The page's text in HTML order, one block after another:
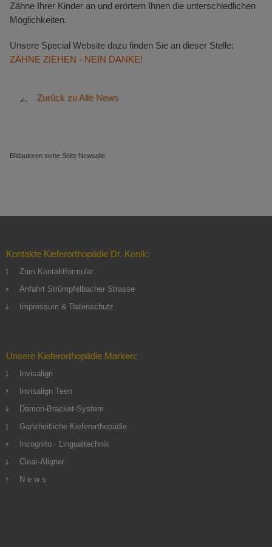
Zähne Ihrer Kinder an und erörtern Ihnen die unterschiedlichen
Möglichkeiten.
Unsere Special Website dazu finden Sie an dieser Stelle:
ZÄHNE ZIEHEN - NEIN DANKE!
Zurück zu Alle News
Bildautoren siehe Seite Newsalle.
Kontakte Kieferorthopädie Dr. Konik:
Zum Kontaktformular
Anfahrt Strümpfelbacher Strasse
Impressum & Datenschutz
Unsere Kieferorthopädie Marken:
Invisalign
Invisalign Teen
Damon-Bracket-System
Ganzheitliche Kieferorthopädie
Incognito · Lingualtechnik
Clear-Aligner
N e w s